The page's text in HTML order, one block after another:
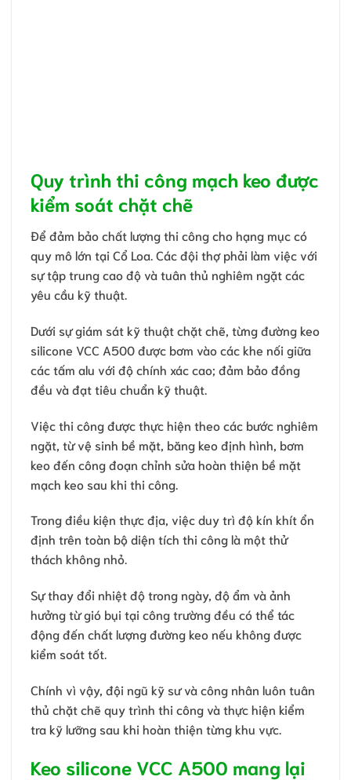
Quy trình thi công mạch keo được
kiểm soát chặt chẽ
Để đảm bảo chất lượng thi công cho hạng mục có
quy mô lớn tại Cổ Loa. Các đội thợ phải làm việc với
sự tập trung cao độ và tuân thủ nghiêm ngặt các
yêu cầu kỹ thuật.
Dưới sự giám sát kỹ thuật chặt chẽ, từng đường keo
silicone VCC A500 được bơm vào các khe nối giữa
các tấm alu với độ chính xác cao; đảm bảo đồng
đều và đạt tiêu chuẩn kỹ thuật.
Việc thi công được thực hiện theo các bước nghiêm
ngặt, từ vệ sinh bề mặt, băng keo định hình, bơm
keo đến công đoạn chỉnh sửa hoàn thiện bề mặt
mạch keo sau khi thi công.
Trong điều kiện thực địa, việc duy trì độ kín khít ổn
định trên toàn bộ diện tích thi công là một thử
thách không nhỏ.
Sự thay đổi nhiệt độ trong ngày, độ ẩm và ảnh
hưởng từ gió bụi tại công trường đều có thể tác
động đến chất lượng đường keo nếu không được
kiểm soát tốt.
Chính vì vậy, đội ngũ kỹ sư và công nhân luôn tuân
thủ chặt chẽ quy trình thi công và thực hiện kiểm
tra kỹ lưỡng sau khi hoàn thiện từng khu vực.
Keo silicone VCC A500 mang lại